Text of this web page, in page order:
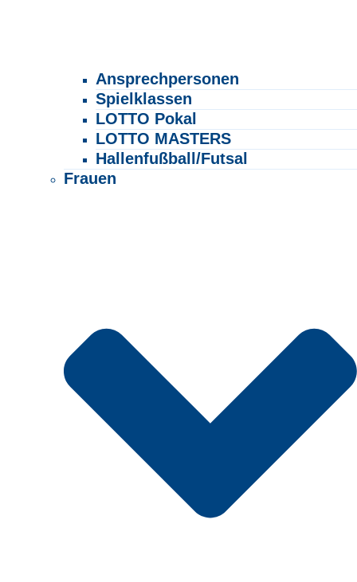
Ansprechpersonen
Spielklassen
LOTTO Pokal
LOTTO MASTERS
Hallenfußball/Futsal
Frauen